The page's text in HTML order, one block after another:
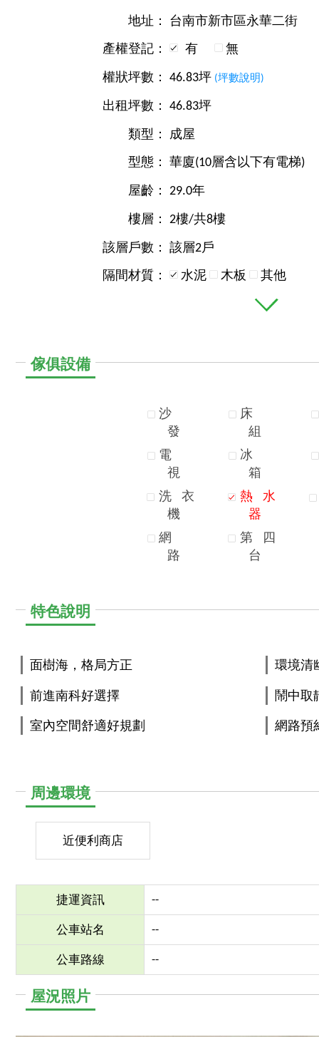
地址： 台南市新市區永華二街
產權登記： 有 無
權狀坪數： 46.83坪 (坪數說明)
出租坪數： 46.83坪
類型： 成屋
型態： 華廈(10層含以下有電梯)
屋齡： 29.0年
樓層： 2樓/共8樓
該層戶數： 該層2戶
隔間材質： 水泥 木板 其他
傢俱設備
沙
發
電
視
洗
衣
機
網
路
床
組
冰
箱
熱
水
器
第
四
台
特色說明
面樹海，格局方正
前進南科好選擇
室內空間舒適好規劃
環境清
鬧中取
網路預
周邊環境
近便利商店
捷運資訊 --
公車站名 --
公車路線 --
屋況照片